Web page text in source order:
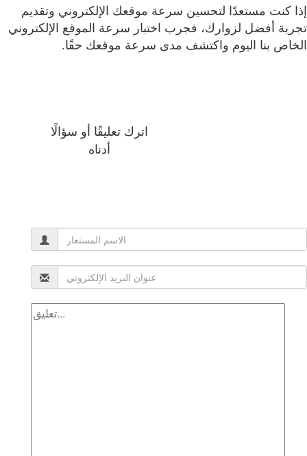
إذا كنت مستعدًا لتحسين سرعة موقعك الإلكتروني وتقديم
تجربة أفضل لزوارك، فجرب اختبار سرعة الموقع الإلكتروني
الخاص بنا اليوم واكتشف مدى سرعة موقعك حقًا.
اترك تعليقًا أو سؤالًا
أدناه